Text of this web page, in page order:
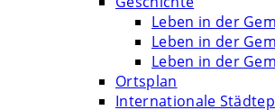
Leben in der
Leben in der
Leben in der
Ortsplan
Internationale